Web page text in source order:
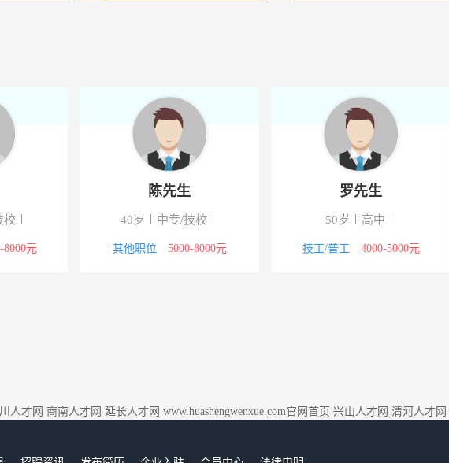
胡先生
中专/技校
技工/普工 5000-8000元
陈先生
中专/技校
其他职位 5000-8000元
人才网 商南人才网 延长人才网 www.huashengwenxue.com官网首页 兴山人才网 清河人才网